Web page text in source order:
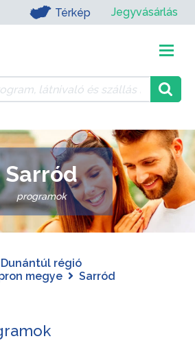
Térkép Jegyvásárlás
Sarród
programok
régió
megye
Sarród